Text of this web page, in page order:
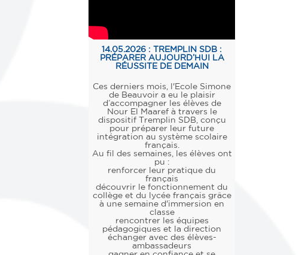
14.05.2026 : TREMPLIN SDB :
PRÉPARER AUJOURD’HUI LA
RÉUSSITE DE DEMAIN
Ces derniers mois, l'Ecole Simone
de Beauvoir a eu le plaisir
d’accompagner les élèves de
Nour El Maaref à travers le
dispositif Tremplin SDB, conçu
pour préparer leur future
intégration au système scolaire
français.
Au fil des semaines, les élèves ont
pu :
renforcer leur pratique du
français
découvrir le fonctionnement du
collège et du lycée français grâce
à une semaine d'immersion en
classe
rencontrer les équipes
pédagogiques et la direction
échanger avec des élèves-
ambassadeurs